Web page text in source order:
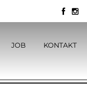
JOB KONTAKT